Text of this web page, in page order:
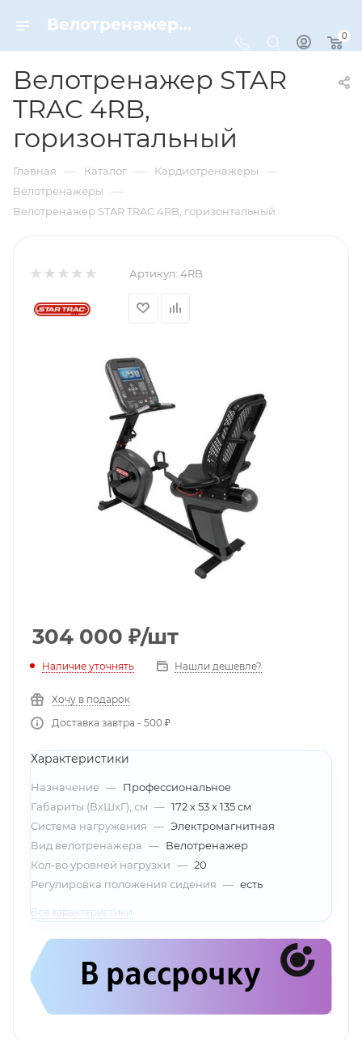
Велотренажер STAR TRAC 4RB, горизонтальный – купить по цене 304000 руб. в интернет-магазине Dynamic-Sport
0
Велотренажер STAR
TRAC 4RB,
горизонтальный
Главная — Каталог — Кардиотренажеры —
Велотренажеры —
Велотренажер STAR TRAC 4RB, горизонтальный
Артикул: 4RB
304 000 ₽/шт
Наличие уточнять Нашли дешевле?
Хочу в подарок
Доставка завтра - 500 ₽
Характеристики
Назначение — Профессиональное
Габариты (ВхШхГ), см — 172 х 53 х 135 см
Система нагружения — Электромагнитная
Вид велотренажера — Велотренажер
Кол-во уровней нагрузки — 20
Регулировка положения сидения — есть
Все характеристики